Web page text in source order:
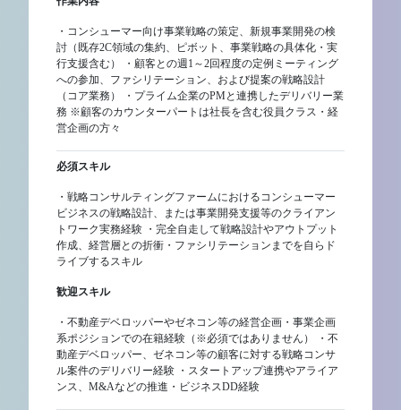
・コンシューマー向け事業戦略の策定、新規事業開発の検
討（既存2C領域の集約、ピボット、事業戦略の具体化・実
行支援含む） ・顧客との週1～2回程度の定例ミーティング
への参加、ファシリテーション、および提案の戦略設計
（コア業務） ・プライム企業のPMと連携したデリバリー業
務 ※顧客のカウンターパートは社長を含む役員クラス・経
営企画の方々
必須スキル
・戦略コンサルティングファームにおけるコンシューマー
ビジネスの戦略設計、または事業開発支援等のクライアン
トワーク実務経験 ・完全自走して戦略設計やアウトプット
作成、経営層との折衝・ファシリテーションまでを自らド
ライブするスキル
歓迎スキル
・不動産デベロッパーやゼネコン等の経営企画・事業企画
系ポジションでの在籍経験（※必須ではありません） ・不
動産デベロッパー、ゼネコン等の顧客に対する戦略コンサ
ル案件のデリバリー経験 ・スタートアップ連携やアライア
ンス、M&Aなどの推進・ビジネスDD経験